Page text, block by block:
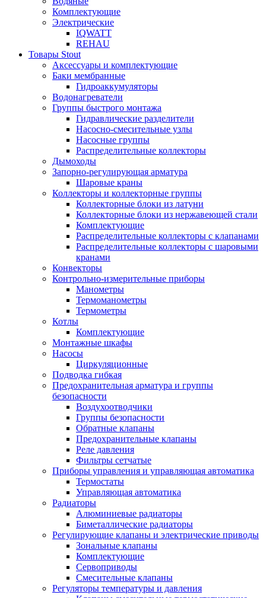
Комплектующие
Электрические
IQWATT
REHAU
Товары Stout
Аксессуары и комплектующие
Баки мембранные
Гидроаккумуляторы
Водонагреватели
Группы быстрого монтажа
Гидравлические разделители
Насосно-смесительные узлы
Насосные группы
Распределительные коллекторы
Дымоходы
Запорно-регулирующая арматура
Шаровые краны
Коллекторы и коллекторные группы
Коллекторные блоки из латуни
Коллекторные блоки из нержавеющей стали
Комплектующие
Распределительные коллекторы с клапанами
Распределительные коллекторы с шаровыми
кранами
Конвекторы
Контрольно-измерительные приборы
Манометры
Термоманометры
Термометры
Котлы
Комплектующие
Монтажные шкафы
Насосы
Циркуляционные
Подводка гибкая
Предохранительная арматура и группы
безопасности
Воздухоотводчики
Группы безопасности
Обратные клапаны
Предохранительные клапаны
Реле давления
Фильтры сетчатые
Приборы управления и управляющая автоматика
Термостаты
Управляющая автоматика
Радиаторы
Алюминиевые радиаторы
Биметаллические радиаторы
Регулирующие клапаны и электрические приводы
Зональные клапаны
Комплектующие
Сервоприводы
Смесительные клапаны
Регуляторы температуры и давления